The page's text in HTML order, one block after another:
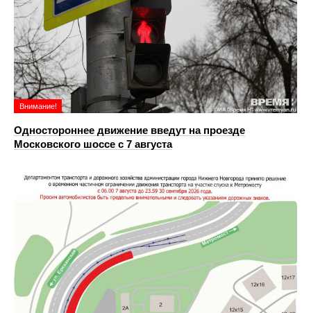
Внимание!
Одностороннее движение введут на проезде
Московского шоссе с 7 августа